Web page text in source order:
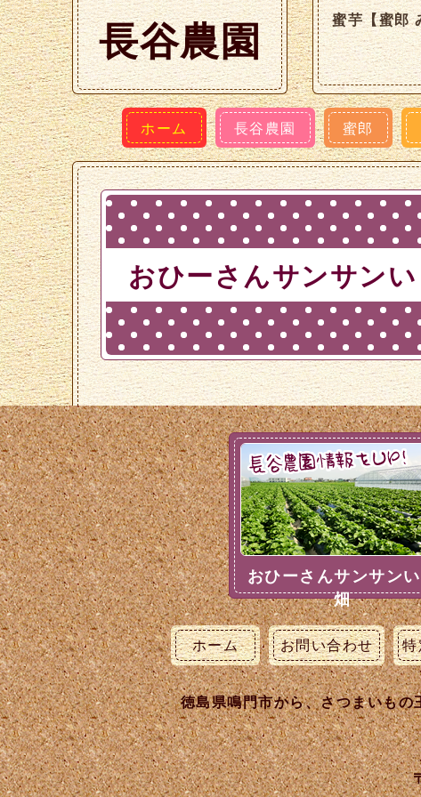
長谷農園
蜜芋【蜜郎
ホーム 長谷農園 蜜郎
おひーさんサンサンい
おひーさんサンサン
畑
ホーム お問い合わせ 特
徳島県鳴門市から、さつまいも